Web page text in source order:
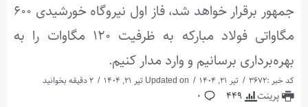
جمهور برقرار خواهد شد، فاز اول نیروگاه خورشیدی ۶۰۰
مگاواتی فولاد مبارکه به ظرفیت ۱۲۰ مگاوات را به
بهره‌برداری برسانیم و وارد مدار کنیم.
کد خبر :3672 تیر 21, 1404
پرینت 449
0